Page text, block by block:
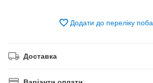
Додати до переліку
Доставка